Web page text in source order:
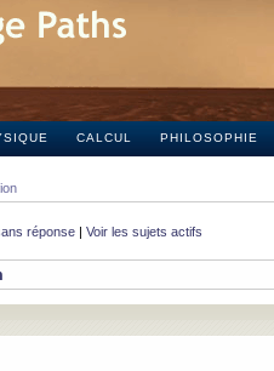
CALCUL PHILOSOPHIE
réponse | Voir les sujets actifs